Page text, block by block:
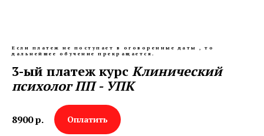
Если платеж не поступает в оговоренные даты , то
дальнейшее обучение прекращается.
3-ый платеж курс Клинический
психолог ПП - УПК
8900р. Оплатить